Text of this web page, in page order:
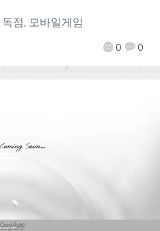
0 0
독점, 모바일게임